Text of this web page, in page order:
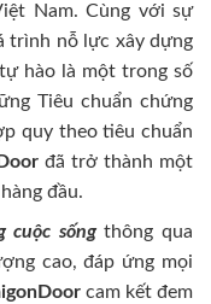
Nam. Cùng với sự
trình nỗ lực xây dựng
hào là một trong số
Tiêu chuẩn chứng
quy theo tiêu chuẩn
đã trở thành một
đầu.
cuộc sốngthông qua
cao, đáp ứng mọi
cam kết đem